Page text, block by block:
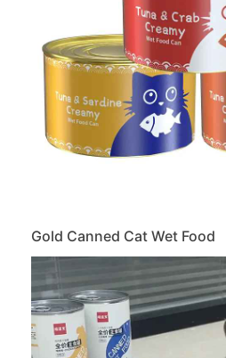
Gold Canned Cat Wet Food